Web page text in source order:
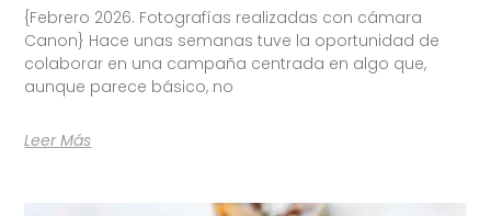
{Febrero 2026. Fotografías realizadas con cámara
Canon} Hace unas semanas tuve la oportunidad de
colaborar en una campaña centrada en algo que,
aunque parece básico, no
Leer Más